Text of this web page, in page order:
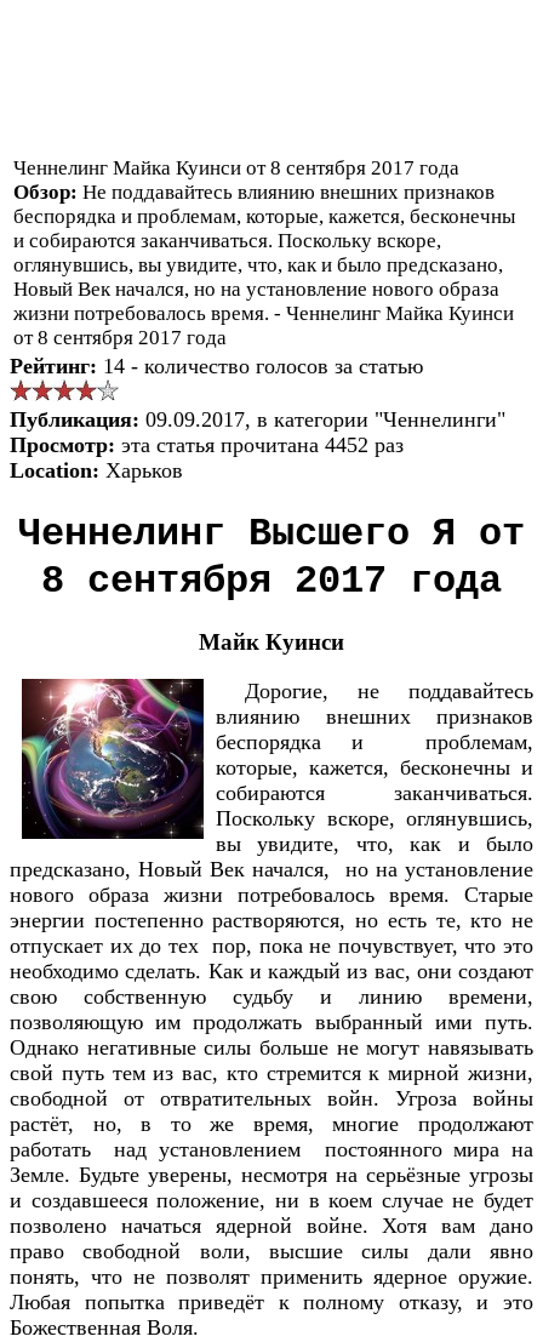
Ченнелинг Майка Куинси от 8 сентября 2017 года
Обзор: Не поддавайтесь влиянию внешних признаков
беспорядка и проблемам, которые, кажется, бесконечны
и собираются заканчиваться. Поскольку вскоре,
оглянувшись, вы увидите, что, как и было предсказано,
Новый Век начался, но на установление нового образа
жизни потребовалось время. - Ченнелинг Майка Куинси
от 8 сентября 2017 года
Рейтинг: 14 - количество голосов за статью
Публикация: 09.09.2017, в категории "Ченнелинги"
Просмотр: эта статья прочитана 4452 раз
Location: Харьков
Ченнелинг Высшего Я от
8 сентября 2017 года
Майк Куинси
Дорогие, не поддавайтесь
влиянию внешних признаков
беспорядка и проблемам,
которые, кажется, бесконечны и
собираются заканчиваться.
Поскольку вскоре, оглянувшись,
вы увидите, что, как и было
предсказано, Новый Век начался, но на установление
нового образа жизни потребовалось время. Старые
энергии постепенно растворяются, но есть те, кто не
отпускает их до тех пор, пока не почувствует, что это
необходимо сделать. Как и каждый из вас, они создают
свою собственную судьбу и линию времени,
позволяющую им продолжать выбранный ими путь.
Однако негативные силы больше не могут навязывать
свой путь тем из вас, кто стремится к мирной жизни,
свободной от отвратительных войн. Угроза войны
растёт, но, в то же время, многие продолжают
работать над установлением постоянного мира на
Земле. Будьте уверены, несмотря на серьёзные угрозы
и создавшееся положение, ни в коем случае не будет
позволено начаться ядерной войне. Хотя вам дано
право свободной воли, высшие силы дали явно
понять, что не позволят применить ядерное оружие.
Любая попытка приведёт к полному отказу, и это
Божественная Воля.